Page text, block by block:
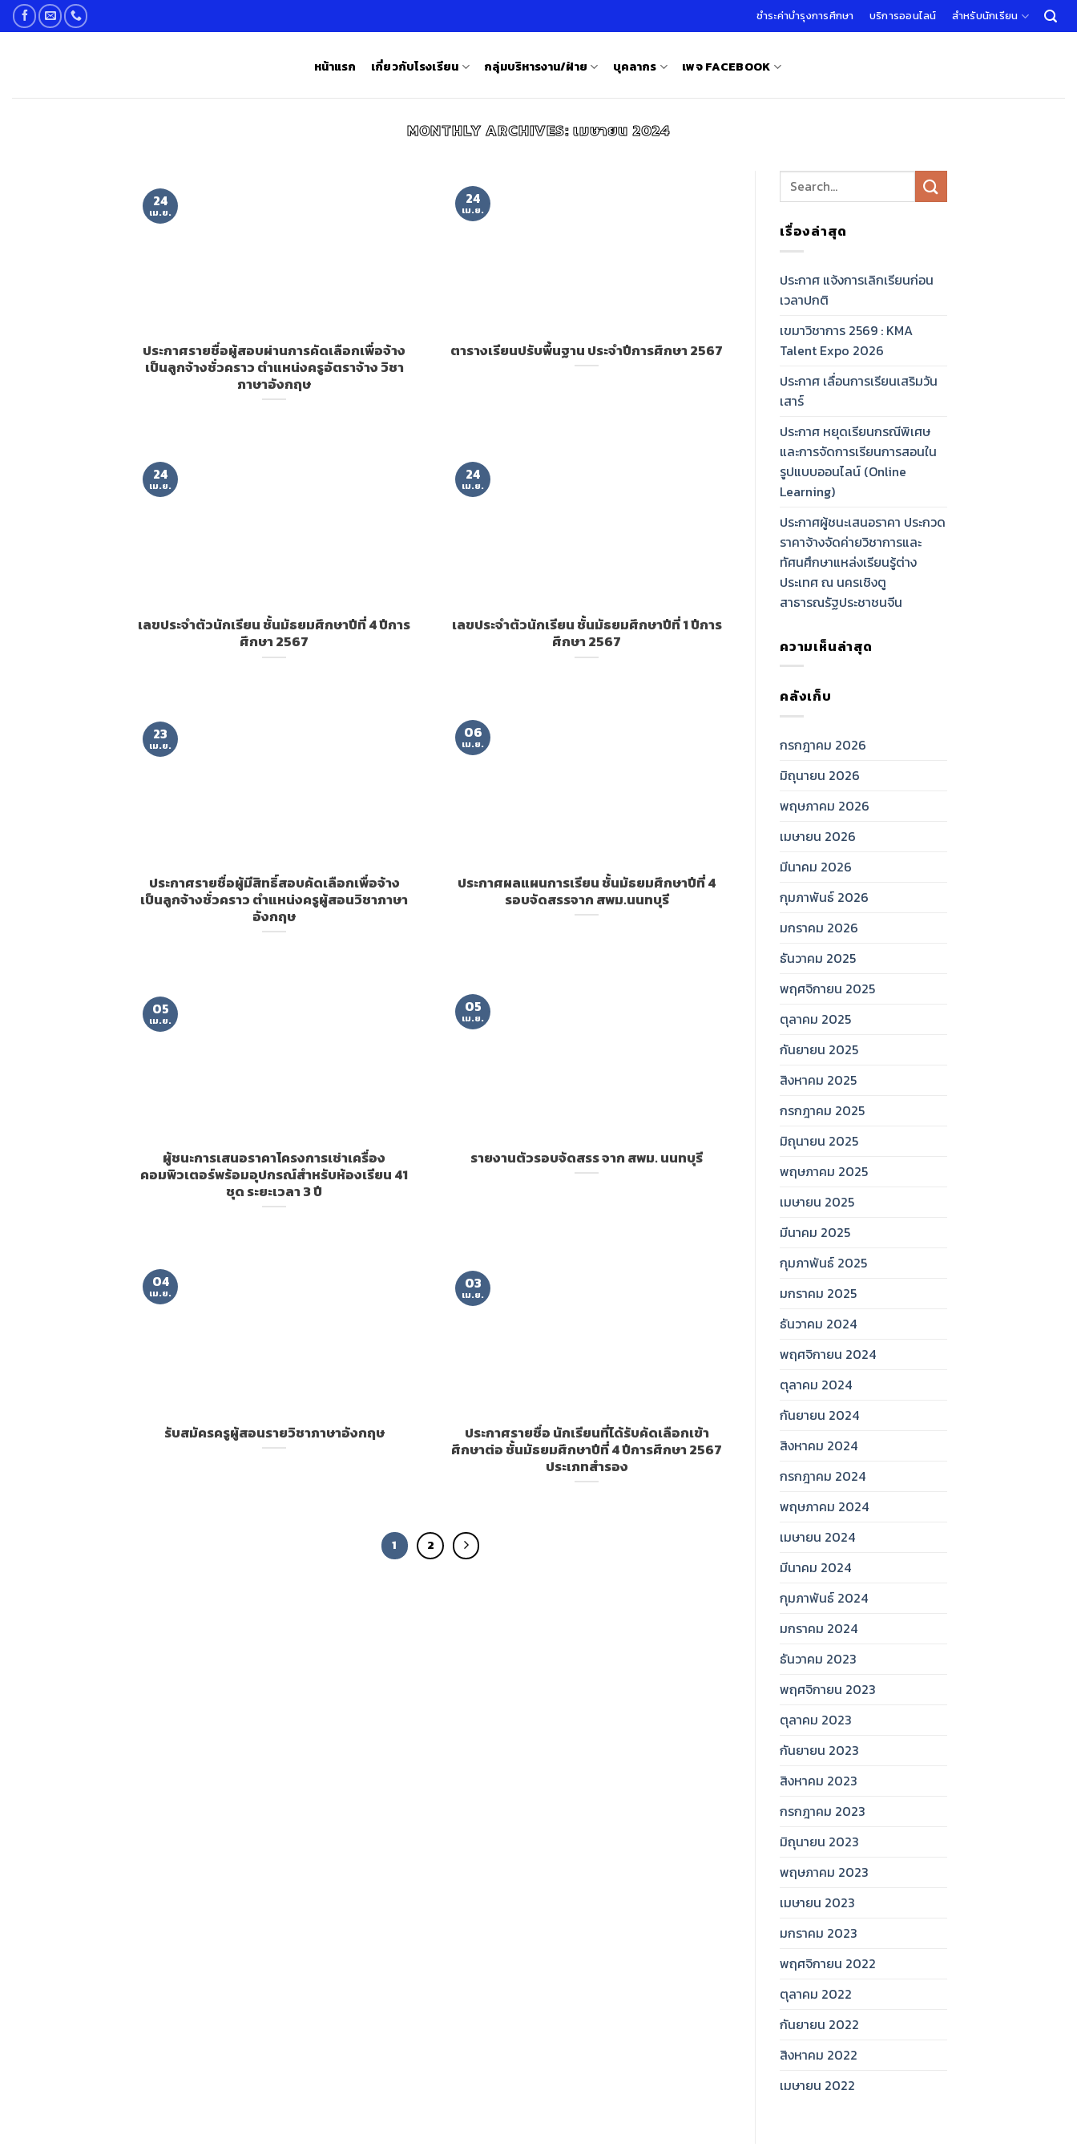
Skip
to
ชำระค่าบำรุงการศึกษา บริการออนไลน์ สำหรับนักเรียน
หน้าแรก เกี่ยวกับโรงเรียน กลุ่มบริหารงาน/ฝ่าย บุคลากร เพจ FACEBOOK
MONTHLY ARCHIVES:เมษายน 2024
ปร ะกาศรายชื่อผู้สอบผ่านการคัดเลือกเพื่อจ้าง
เป็นลูกจ้างชั่วคราว ตำแหน่งครูอัตราจ้าง วิชา
ภาษาอังกฤษ
24
เม.ย.
ตารางเรียนปรับพื้นฐาน ประจำปีการศึกษา 2567
24
เม.ย.
เลขประจำตัวนักเรียน ชั้นมัธยมศึกษาปีที่ 4 ปีการ
ศึกษา 2567
24
เม.ย.
เลขประจำตัวนักเรียน ชั้นมัธยมศึกษาปีที่ 1 ปีการ
ศึกษา 2567
24
เม.ย.
ปร ะกาศรายชื่อผู้มีสิทธิ์สอบคัดเลือกเพื่อจ้าง
เป็นลูกจ้างชั่วคราว ตำแหน่งครูผู้สอนวิชาภาษา
อังกฤษ
23
เม.ย.
ประกาศผลแผนการเรียน ชั้นมัธยมศึกษาปีที่ 4
รอบจัดสรรจาก สพม.นนทบุรี
06
เม.ย.
ผู้ชนะการเสนอราคาโครงการเช่าเครื่อง
คอมพิวเตอร์พร้อมอุปกรณ์สำหรับห้องเรียน 41
ชุด ระยะเวลา 3 ปี
05
เม.ย.
รายงานตัวรอบจัดสรร จาก สพม. นนทบุรี
05
เม.ย.
รับสมัครครูผู้สอนรายวิชาภาษาอังกฤษ
04
เม.ย.
ประกาศรายชื่อ นักเรียนที่ได้รับคัดเลือกเข้า
ศึกษาต่อ ชั้นมัธยมศึกษาปีที่ 4 ปีการศึกษา 2567
ประเภทสำรอง
03
เม.ย.
1 2
เรื่องล่าสุด
ประกาศ แจ้งการเลิกเรียนก่อน
เวลาปกติ
เขมาวิชาการ 2569 : KMA
Talent Expo 2026
ประกาศ เลื่อนการเรียนเสริมวัน
เสาร์
ประกาศ หยุดเรียนกรณีพิเศษ
และการจัดการเรียนการสอนใน
รูปแบบออนไลน์ (Online
Learning)
ประกาศผู้ชนะเสนอราคา ประกวด
ราคาจ้างจัดค่ายวิชาการและ
ทัศนศึกษาแหล่งเรียนรู้ต่าง
ประเทศ ณ นครเชิงตู
สาธารณรัฐประชาชนจีน
ความเห็นล่าสุด
คลังเก็บ
กรกฎาคม 2026
มิถุนายน 2026
พฤษภาคม 2026
เมษายน 2026
มีนาคม 2026
กุมภาพันธ์ 2026
มกราคม 2026
ธันวาคม 2025
พฤศจิกายน 2025
ตุลาคม 2025
กันยายน 2025
สิงหาคม 2025
กรกฎาคม 2025
มิถุนายน 2025
พฤษภาคม 2025
เมษายน 2025
มีนาคม 2025
กุมภาพันธ์ 2025
มกราคม 2025
ธันวาคม 2024
พฤศจิกายน 2024
ตุลาคม 2024
กันยายน 2024
สิงหาคม 2024
กรกฎาคม 2024
พฤษภาคม 2024
เมษายน 2024
มีนาคม 2024
กุมภาพันธ์ 2024
มกราคม 2024
ธันวาคม 2023
พฤศจิกายน 2023
ตุลาคม 2023
กันยายน 2023
สิงหาคม 2023
กรกฎาคม 2023
มิถุนายน 2023
พฤษภาคม 2023
เมษายน 2023
มกราคม 2023
พฤศจิกายน 2022
ตุลาคม 2022
กันยายน 2022
สิงหาคม 2022
เมษายน 2022